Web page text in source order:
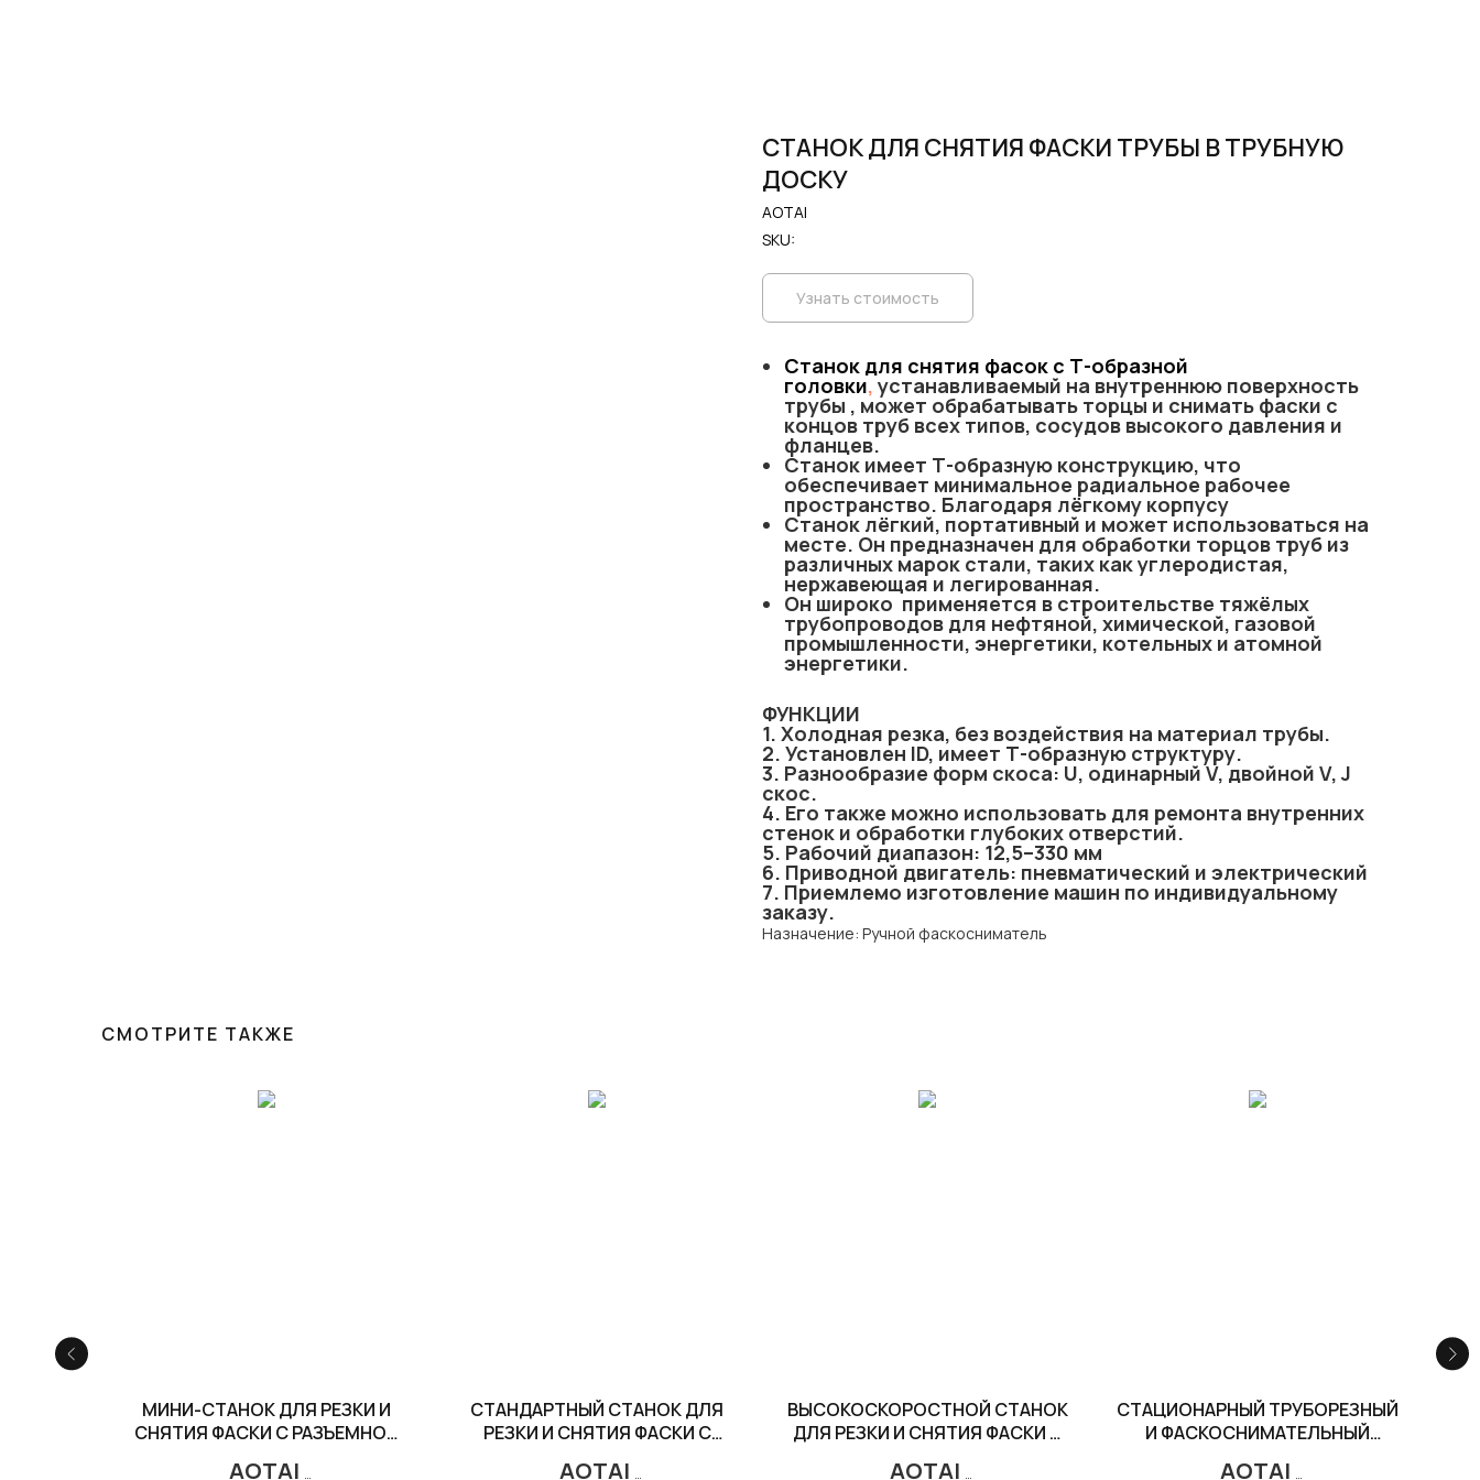
СТАНОК ДЛЯ СНЯТИЯ ФАСКИ ТРУБЫ В ТРУБНУЮ
ДОСКУ
AOTAI
SKU:
Узнать стоимость
Станок для снятия фасок с Т-образной
головки, устанавливаемый на внутреннюю поверхность
трубы , может обрабатывать торцы и снимать фаски с
концов труб всех типов, сосудов высокого давления и
фланцев.
Станок имеет Т-образную конструкцию, что
обеспечивает минимальное радиальное рабочее
пространство. Благодаря лёгкому корпусу
Станок лёгкий, портативный и может использоваться на
месте. Он предназначен для обработки торцов труб из
различных марок стали, таких как углеродистая,
нержавеющая и легированная.
Он широко применяется в строительстве тяжёлых
трубопроводов для нефтяной, химической, газовой
промышленности, энергетики, котельных и атомной
энергетики.
ФУНКЦИИ
1. Холодная резка, без воздействия на материал трубы.
2. Установлен ID, имеет Т-образную структуру.
3. Разнообразие форм скоса: U, одинарный V, двойной V, J
скос.
4. Его также можно использовать для ремонта внутренних
стенок и обработки глубоких отверстий.
5. Рабочий диапазон: 12,5–330 мм
6. Приводной двигатель: пневматический и электрический
7. Приемлемо изготовление машин по индивидуальному
заказу.
Назначение: Ручной фаскосниматель
СМОТРИТЕ ТАКЖЕ
МИНИ-СТАНОК ДЛЯ РЕЗКИ И
СНЯТИЯ ФАСКИ С РАЗЪЕМНОЙ
AOTAI
СТАНДАРТНЫЙ СТАНОК ДЛЯ
РЕЗКИ И СНЯТИЯ ФАСКИ С
AOTAI
ВЫСОКОСКОРОСТНОЙ СТАНОК
ДЛЯ РЕЗКИ И СНЯТИЯ ФАСКИ С
AOTAI
СТАЦИОНАРНЫЙ ТРУБОРЕЗНЫЙ
И ФАСКОСНИМАТЕЛЬНЫЙ
AOTAI